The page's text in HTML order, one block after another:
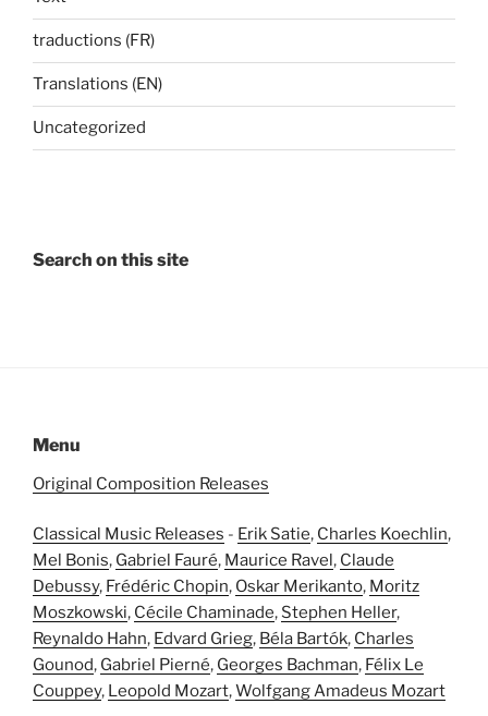
traductions (FR)
Translations (EN)
Uncategorized
Search on this site
Menu
Original Composition Releases
Classical Music Releases - Erik Satie, Charles Koechlin,
Mel Bonis, Gabriel Fauré, Maurice Ravel, Claude
Debussy, Frédéric Chopin, Oskar Merikanto, Moritz
Moszkowski, Cécile Chaminade, Stephen Heller,
Reynaldo Hahn, Edvard Grieg, Béla Bartók, Charles
Gounod, Gabriel Pierné, Georges Bachman, Félix Le
Couppey, Leopold Mozart,Wolfgang Amadeus Mozart